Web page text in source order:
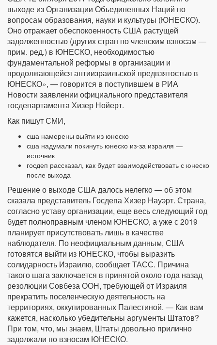
выходе из Организации Объединенных Наций по
вопросам образования, науки и культуры (ЮНЕСКО).
Оно отражает обеспокоенность США растущей
задолженностью (других стран по членским взносам —
прим. ред.) в ЮНЕСКО, необходимостью
фундаментальной реформы в организации и
продолжающейся антиизраильской предвзятостью в
ЮНЕСКО», — говорится в поступившем в РИА
Новости заявлении официального представителя
госдепартамента Хизер Нойерт.
Как пишут СМИ,
сша намерены выйти из юнеско
сша надумали покинуть юнеско из-за израиля —
источник
госдеп рассказал, как будет взаимодействовать с юнеско
после выхода
Решение о выходе США далось нелегко — об этом
сказала представитель Госдепа Хизер Науэрт. Страна,
согласно уставу организации, еще весь следующий год
будет полноправным членом ЮНЕСКО, а уже с 2019
планирует присутствовать лишь в качестве
наблюдателя. По неофициальным данным, США
готовятся выйти из ЮНЕСКО, чтобы выразить
солидарность Израилю, сообщает ТАСС. Причина
такого шага заключается в принятой около года назад
резолюции Совбеза ООН, требующей от Израиля
прекратить поселенческую деятельность на
территориях, оккупированных Палестиной. — Как вам
кажется, насколько убедительны аргументы Штатов?
При том, что, мы знаем, Штаты довольно прилично
задолжали по взносам ЮНЕСКО.